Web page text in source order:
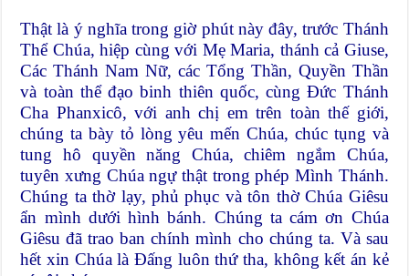
Thật là ý nghĩa trong giờ phút này đây, trước Thánh
Thể Chúa, hiệp cùng với Mẹ Maria, thánh cả Giuse,
Các Thánh Nam Nữ, các Tổng Thần, Quyền Thần
và toàn thể đạo binh thiên quốc, cùng Đức Thánh
Cha Phanxicô, với anh chị em trên toàn thế giới,
chúng ta bày tỏ lòng yêu mến Chúa, chúc tụng và
tung hô quyền năng Chúa, chiêm ngắm Chúa,
tuyên xưng Chúa ngự thật trong phép Mình Thánh.
Chúng ta thờ lạy, phủ phục và tôn thờ Chúa Giêsu
ẩn mình dưới hình bánh. Chúng ta cám ơn Chúa
Giêsu đã trao ban chính mình cho chúng ta. Và sau
hết xin Chúa là Đấng luôn thứ tha, không kết án kẻ